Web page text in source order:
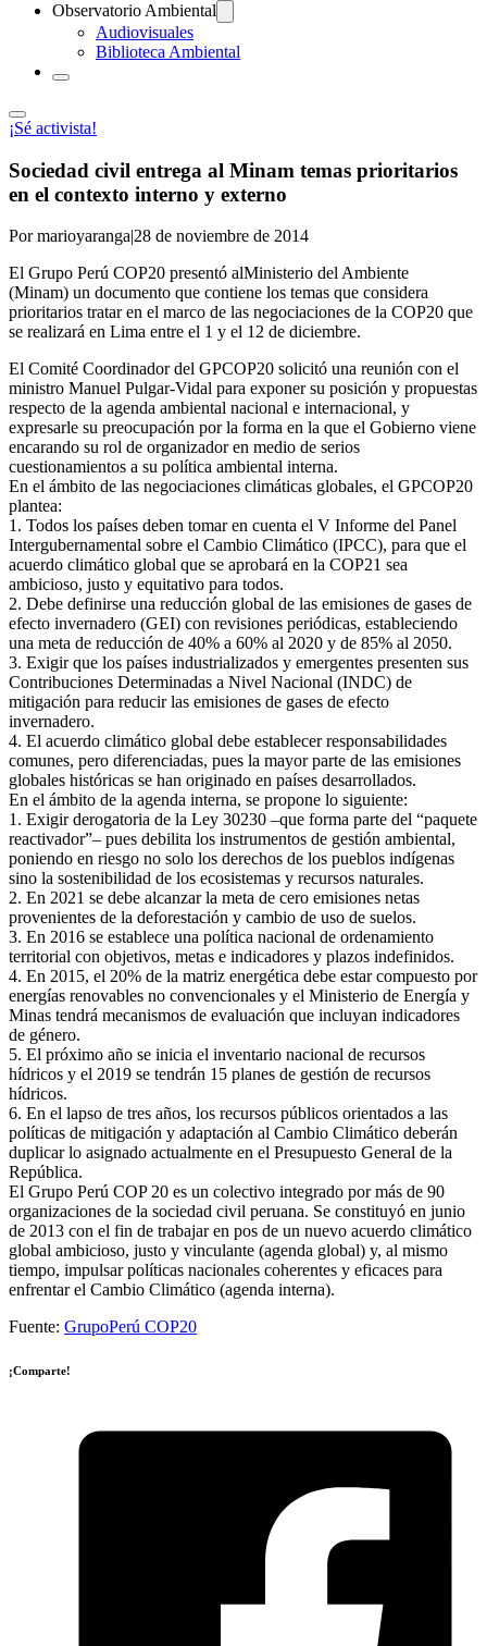
Observatorio Ambiental
Audiovisuales
Biblioteca Ambiental
¡Sé activista!
Sociedad civil entrega al Minam temas prioritarios
en el contexto interno y externo
Por marioyaranga|28 de noviembre de 2014
El Grupo Perú COP20 presentó alMinisterio del Ambiente
(Minam) un documento que contiene los temas que considera
prioritarios tratar en el marco de las negociaciones de la COP20 que
se realizará en Lima entre el 1 y el 12 de diciembre.
El Comité Coordinador del GPCOP20 solicitó una reunión con el
ministro Manuel Pulgar-Vidal para exponer su posición y propuestas
respecto de la agenda ambiental nacional e internacional, y
expresarle su preocupación por la forma en la que el Gobierno viene
encarando su rol de organizador en medio de serios
cuestionamientos a su política ambiental interna.
En el ámbito de las negociaciones climáticas globales, el GPCOP20
plantea:
1. Todos los países deben tomar en cuenta el V Informe del Panel
Intergubernamental sobre el Cambio Climático (IPCC), para que el
acuerdo climático global que se aprobará en la COP21 sea
ambicioso, justo y equitativo para todos.
2. Debe definirse una reducción global de las emisiones de gases de
efecto invernadero (GEI) con revisiones periódicas, estableciendo
una meta de reducción de 40% a 60% al 2020 y de 85% al 2050.
3. Exigir que los países industrializados y emergentes presenten sus
Contribuciones Determinadas a Nivel Nacional (INDC) de
mitigación para reducir las emisiones de gases de efecto
invernadero.
4. El acuerdo climático global debe establecer responsabilidades
comunes, pero diferenciadas, pues la mayor parte de las emisiones
globales históricas se han originado en países desarrollados.
En el ámbito de la agenda interna, se propone lo siguiente:
1. Exigir derogatoria de la Ley 30230 –que forma parte del “paquete
reactivador”– pues debilita los instrumentos de gestión ambiental,
poniendo en riesgo no solo los derechos de los pueblos indígenas
sino la sostenibilidad de los ecosistemas y recursos naturales.
2. En 2021 se debe alcanzar la meta de cero emisiones netas
provenientes de la deforestación y cambio de uso de suelos.
3. En 2016 se establece una política nacional de ordenamiento
territorial con objetivos, metas e indicadores y plazos indefinidos.
4. En 2015, el 20% de la matriz energética debe estar compuesto por
energías renovables no convencionales y el Ministerio de Energía y
Minas tendrá mecanismos de evaluación que incluyan indicadores
de género.
5. El próximo año se inicia el inventario nacional de recursos
hídricos y el 2019 se tendrán 15 planes de gestión de recursos
hídricos.
6. En el lapso de tres años, los recursos públicos orientados a las
políticas de mitigación y adaptación al Cambio Climático deberán
duplicar lo asignado actualmente en el Presupuesto General de la
República.
El Grupo Perú COP 20 es un colectivo integrado por más de 90
organizaciones de la sociedad civil peruana. Se constituyó en junio
de 2013 con el fin de trabajar en pos de un nuevo acuerdo climático
global ambicioso, justo y vinculante (agenda global) y, al mismo
tiempo, impulsar políticas nacionales coherentes y eficaces para
enfrentar el Cambio Climático (agenda interna).
Fuente: GrupoPerú COP20
¡Comparte!